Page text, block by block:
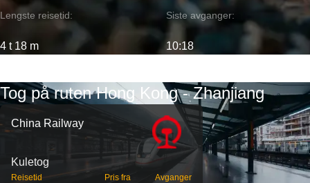
Lengste reisetid:
4 t 18 m
Siste avganger:
10:18
Tog på ruten Hong Kong - Zhanjiang
China Railway
Kuletog
Reisetid Pris fra Avganger